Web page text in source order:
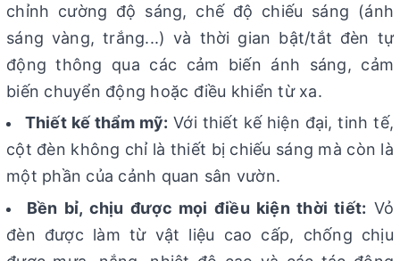
chỉnh cường độ sáng, chế độ chiếu sáng (ánh
sáng vàng, trắng...) và thời gian bật/tắt đèn tự
động thông qua các cảm biến ánh sáng, cảm
biến chuyển động hoặc điều khiển từ xa.
Thiết kế thẩm mỹ: Với thiết kế hiện đại, tinh tế,
cột đèn không chỉ là thiết bị chiếu sáng mà còn là
một phần của cảnh quan sân vườn.
Bền bỉ, chịu được mọi điều kiện thời tiết: Vỏ
đèn được làm từ vật liệu cao cấp, chống chịu